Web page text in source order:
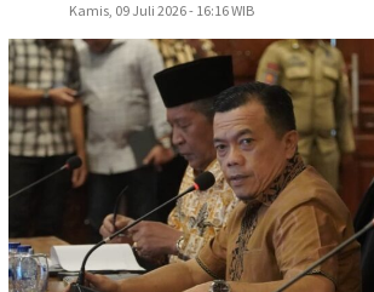
Kamis, 09 Juli 2026 - 16:16 WIB